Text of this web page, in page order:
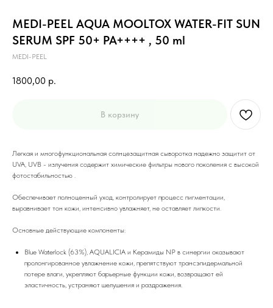
MEDI-PEEL AQUA MOOLTOX WATER-FIT SUN
SERUM SPF 50+ PA++++ , 50 ml
MEDI-PEEL
1800,00 р.
В корзину
Легкая и многофункциональная солнцезащитная сыворотка надежно защитит от
UVA, UVB - излучения содержит химические фильтры нового поколения с высокой
фотостабильностью .
Обеспечивает полноценный уход, контролирует процесс пигментации,
выравнивает тон кожи, интенсивно увлажняет, не оставляет липкости.
Основные действующие компоненты:
Blue Waterlock (63%), AQUALICIA и Керамиды NP в синергии оказывают
пролонгированное увлажнение кожи, препятствуют трансэпидермальной
потере влаги, укрепляют барьерные функции кожи, возвращают ей
эластичность, устраняют шелушения и раздражения.